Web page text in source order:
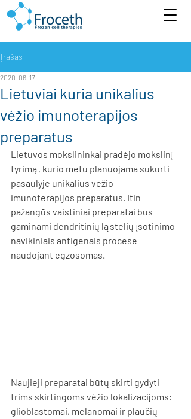
Įrašas
Lietuviai kuria unikalius
vėžio imunoterapijos
preparatus
2020-06-17
Lietuvos mokslininkai pradėjo mokslinį
tyrimą, kurio metu planuojama sukurti
pasaulyje unikalius vėžio
imunoterapijos preparatus. Itin
pažangūs vaistiniai preparatai bus
gaminami dendritinių ląstelių įsotinimo
navikiniais antigenais procese
naudojant egzosomas.
Naujieji preparatai būtų skirti gydyti
trims skirtingoms vėžio lokalizacijoms:
glioblastomai, melanomai ir plaučių